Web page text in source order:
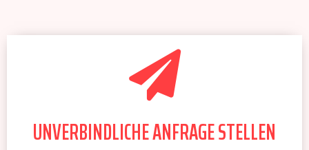
UNVERBINDLICHE ANFRAGE STELLEN